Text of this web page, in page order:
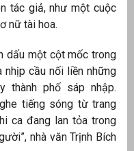
tác giả, như một cuộc
nữ tài hoa.
dấu một cột mốc trong
nhịp cầu nối liền những
thành phố sáp nhập.
tiếng sóng từ trang
ca đang lan tỏa trong
nhà văn Trịnh Bích